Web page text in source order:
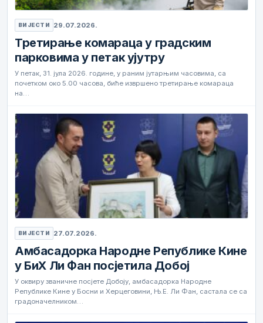
ВИЈЕСТИ 29.07.2026.
Третирање комараца у градским
парковима у петак ујутру
У петак, 31. јула 2026. године, у раним јутарњим часовима, са
почетком око 5.00 часова, биће извршено третирање комараца
на…
ВИЈЕСТИ 27.07.2026.
Амбасадорка Народне Републике Кине
у БиХ Ли Фан посјетила Добој
У оквиру званичне посјете Добоју, амбасадорка Народне
Републике Кине у Босни и Херцеговини, Њ.Е. Ли Фан, састала се са
градоначелником…